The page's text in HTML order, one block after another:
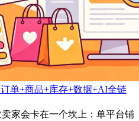
单+商品+库存+数据+AI全链
家会卡在一个坎上：单平台铺